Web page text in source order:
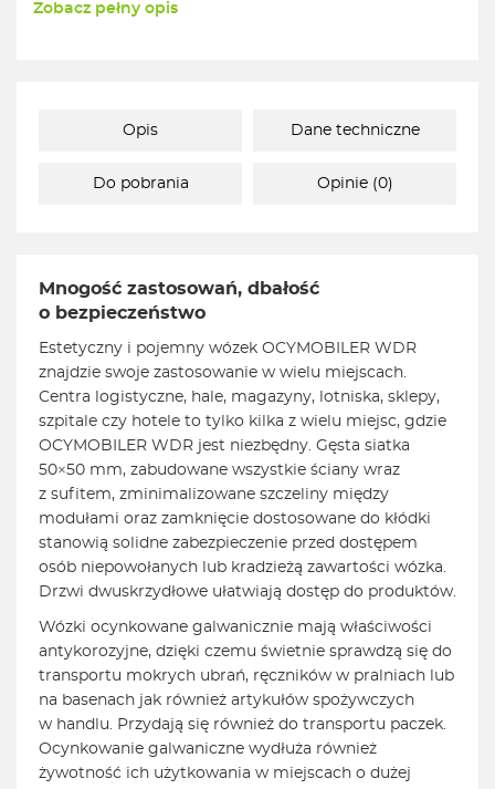
Zobacz pełny opis
Opis Dane techniczne
Do pobrania Opinie (0)
Mnogość zastosowań, dbałość
o bezpieczeństwo
Estetyczny i pojemny wózek OCYMOBILER WDR
znajdzie swoje zastosowanie w wielu miejscach.
Centra logistyczne, hale, magazyny, lotniska, sklepy,
szpitale czy hotele to tylko kilka z wielu miejsc, gdzie
OCYMOBILER WDR jest niezbędny. Gęsta siatka
50×50 mm, zabudowane wszystkie ściany wraz
z sufitem, zminimalizowane szczeliny między
modułami oraz zamknięcie dostosowane do kłódki
stanowią solidne zabezpieczenie przed dostępem
osób niepowołanych lub kradzieżą zawartości wózka.
Drzwi dwuskrzydłowe ułatwiają dostęp do produktów.
Wózki ocynkowane galwanicznie mają właściwości
antykorozyjne, dzięki czemu świetnie sprawdzą się do
transportu mokrych ubrań, ręczników w pralniach lub
na basenach jak również artykułów spożywczych
w handlu. Przydają się również do transportu paczek.
Ocynkowanie galwaniczne wydłuża również
żywotność ich użytkowania w miejscach o dużej